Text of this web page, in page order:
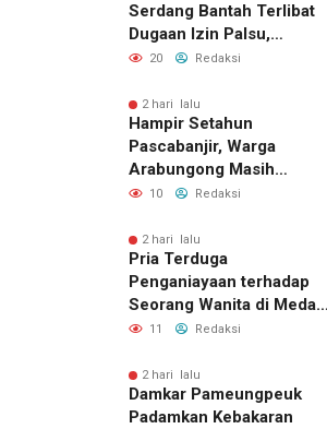
Serdang Bantah Terlibat
Dugaan Izin Palsu,
Tegaskan Proses
Jalur Resmi
20 Redaksi
2 hari lalu
Hampir Setahun
Pascabanjir, Warga
Arabungong Masih
Menunggu Bantuan
10 Redaksi
2 hari lalu
Pria Terduga
Penganiayaan terhadap
Seorang Wanita di Medan
Ditangkap Polisi
11 Redaksi
2 hari lalu
Damkar Pameungpeuk
Padamkan Kebakaran